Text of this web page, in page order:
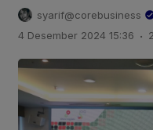
syarif@corebusiness
4 Desember 2024 15:36 .